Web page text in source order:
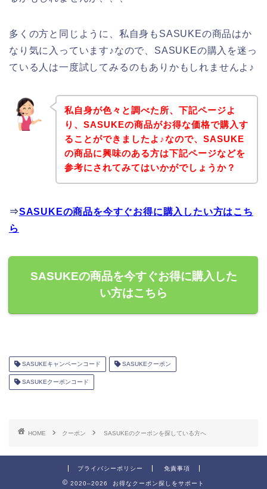
多くの方と同じように、私自身もSASUKEの商品はか
なり気に入っています♪なので、SASUKEの購入を迷っ
ている人は一度試してみるのもありかもしれませんよ♪
私自身が色々と調べた所、下記ページよ
り、SASUKEの商品がお得な価格で購入す
ることができましたよ♪なので、SASUKE
の商品に興味のある方は下記ページなどを
参考にされてみてはいかがでしょうか？
⇒SASUKEの商品を今すぐお得に購入したい方はこち
ら
SASUKEの商品を今すぐお得に購入した
い方はこちら
SASUKEキャンペーンコード SASUKEクーポン
SASUKEクーポンコード
HOME クーポン SASUKEのクーポンを探している方へ
プライバシーポリシー 免責事項
2020–2026 お得なクーポン探しをサポート